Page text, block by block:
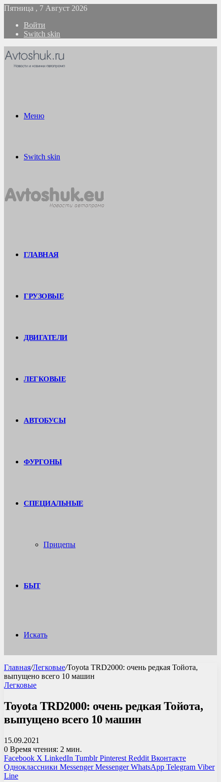
Пятница , 7 Август 2026
Войти
Switch skin
Меню
Switch skin
ГЛАВНАЯ
ГРУЗОВЫЕ
ДВИГАТЕЛИ
ЛЕГКОВЫЕ
АВТОБУСЫ
ФУРГОНЫ
СПЕЦИАЛЬНЫЕ
Прицепы
БЫТ
Искать
Главная/Легковые/Toyota TRD2000: очень редкая Тойота,
выпущено всего 10 машин
Легковые
Toyota TRD2000: очень редкая Тойота,
выпущено всего 10 машин
15.09.2021
0 Время чтения: 2 мин.
Facebook X LinkedIn Tumblr Pinterest Reddit Вконтакте
Одноклассники Messenger Messenger WhatsApp Telegram Viber
Line